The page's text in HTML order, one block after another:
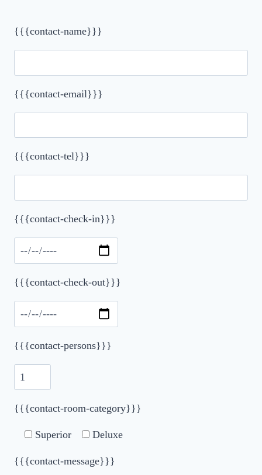
{{{contact-name}}}
{{{contact-email}}}
{{{contact-tel}}}
Please leave this field empty.
{{{contact-check-in}}}
{{{contact-check-out}}}
{{{contact-persons}}}
{{{contact-room-category}}}
Superior Deluxe
{{{contact-message}}}